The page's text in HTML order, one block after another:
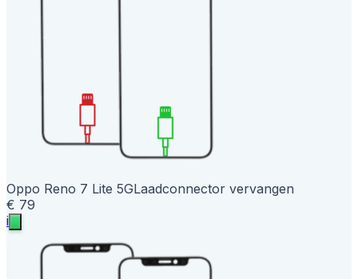
Oppo Reno 7 Lite 5GLaadconnector vervangen
€ 79
i